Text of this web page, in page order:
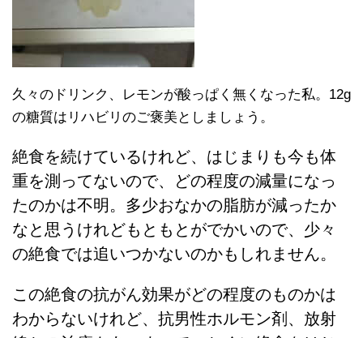
久々のドリンク、レモンが酸っぱく無くなった私。12g
の糖質はリハビリのご褒美としましょう。
絶食を続けているけれど、はじまりも今も体
重を測ってないので、どの程度の減量になっ
たのかは不明。多少おなかの脂肪が減ったか
なと思うけれどもともとがでかいので、少々
の絶食では追いつかないのかもしれません。
この絶食の抗がん効果がどの程度のものかは
わからないけれど、抗男性ホルモン剤、放射